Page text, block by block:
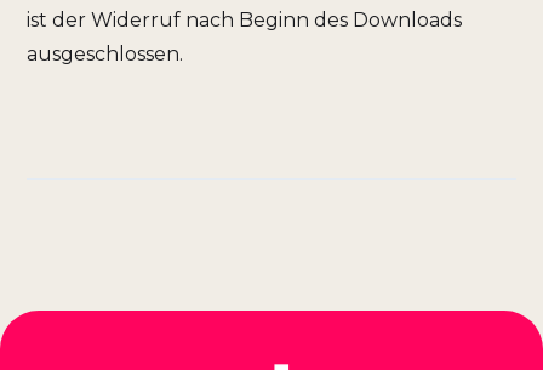
ist der Widerruf nach Beginn des Downloads
ausgeschlossen.